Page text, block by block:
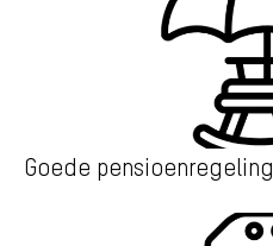
Goede pensioenregeling